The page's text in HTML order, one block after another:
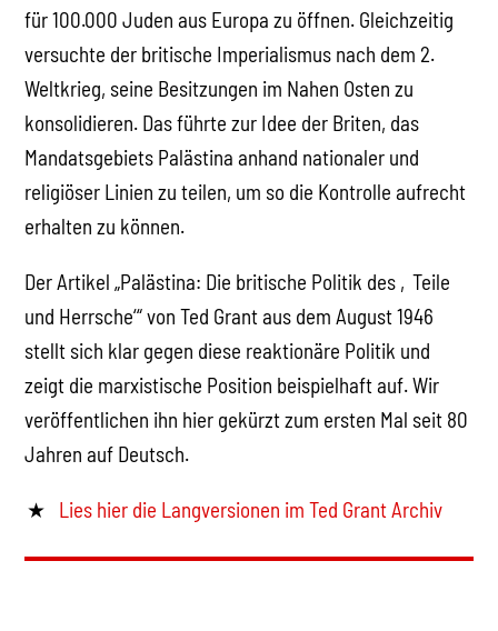
für 100.000 Juden aus Europa zu öffnen. Gleichzeitig
versuchte der britische Imperialismus nach dem 2.
Weltkrieg, seine Besitzungen im Nahen Osten zu
konsolidieren. Das führte zur Idee der Briten, das
Mandatsgebiets Palästina anhand nationaler und
religiöser Linien zu teilen, um so die Kontrolle aufrecht
erhalten zu können.
Der Artikel „Palästina: Die britische Politik des ‚Teile
und Herrsche‘“ von Ted Grant aus dem August 1946
stellt sich klar gegen diese reaktionäre Politik und
zeigt die marxistische Position beispielhaft auf. Wir
veröffentlichen ihn hier gekürzt zum ersten Mal seit 80
Jahren auf Deutsch.
Lies hier die Langversionen im Ted Grant Archiv